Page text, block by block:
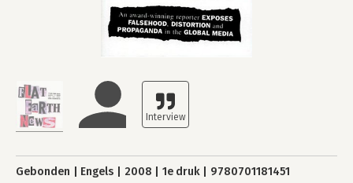
Gebonden Engels 2008 1e druk 9780701181451